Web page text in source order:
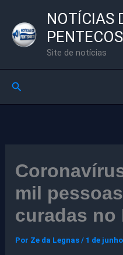
para
NOTÍCIAS
Site de notícias
Pesquisar
mil
curadas no
Por Ze da Legnas/ 1 de